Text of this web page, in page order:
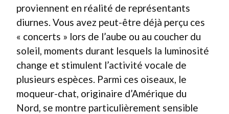
proviennent en réalité de représentants
diurnes. Vous avez peut-être déjà perçu ces
« concerts » lors de l’aube ou au coucher du
soleil, moments durant lesquels la luminosité
change et stimulent l’activité vocale de
plusieurs espèces. Parmi ces oiseaux, le
moqueur-chat, originaire d’Amérique du
Nord, se montre particulièrement sensible